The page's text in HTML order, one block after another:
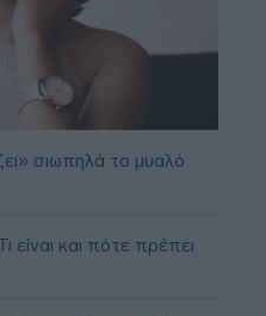
σιωπηλά το μυαλό
είναι και πότε πρέπει